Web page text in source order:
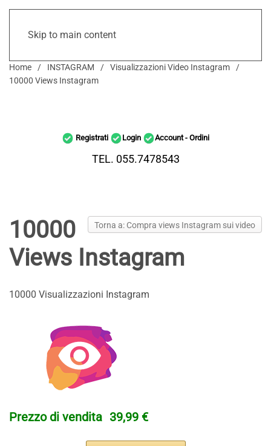
Skip to main content
Home INSTAGRAM
Visualizzazioni Video Instagram
10000 Views Instagram
Registrati Login Account - Ordini
TEL. 055.7478543
Torna a: Compra views Instagram sui video
10000
Views Instagram
10000 Visualizzazioni Instagram
Prezzo di vendita 39,99 €